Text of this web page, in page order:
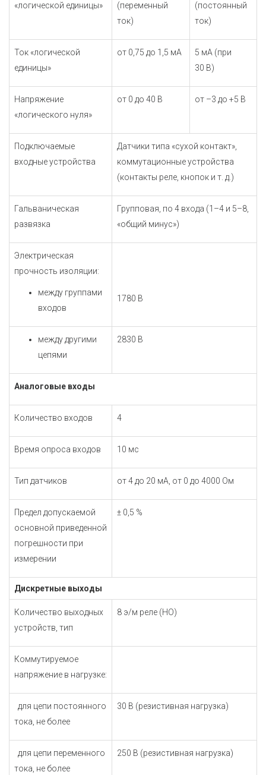
«логической единицы»
(переменный
ток)
(постоянный
ток)
Ток «логической
единицы»
от 0,75 до 1,5 мА
5 мА (при
30 В)
Напряжение
«логического нуля»
от 0 до 40 В от –3 до +5 В
Подключаемые
входные устройства
Датчики типа «сухой контакт»,
коммутационные устройства
(контакты реле, кнопок и т. д.)
Гальваническая
развязка
Групповая, по 4 входа (1–4 и 5–8,
«общий минус»)
Электрическая
прочность изоляции:
между группами
входов
1780 В
между другими
цепями
2830 В
Аналоговые входы
Количество входов 4
Время опроса входов 10 мс
Тип датчиков от 4 до 20 мА, от 0 до 4000 Ом
Предел допускаемой
основной приведенной
погрешности при
измерении
± 0,5 %
Дискретные выходы
Количество выходных
устройств, тип
8 э/м реле (НО)
Коммутируемое
напряжение в нагрузке:
для цепи постоянного
тока, не более
30 В (резистивная нагрузка)
для цепи переменного
тока, не более
250 В (резистивная нагрузка)